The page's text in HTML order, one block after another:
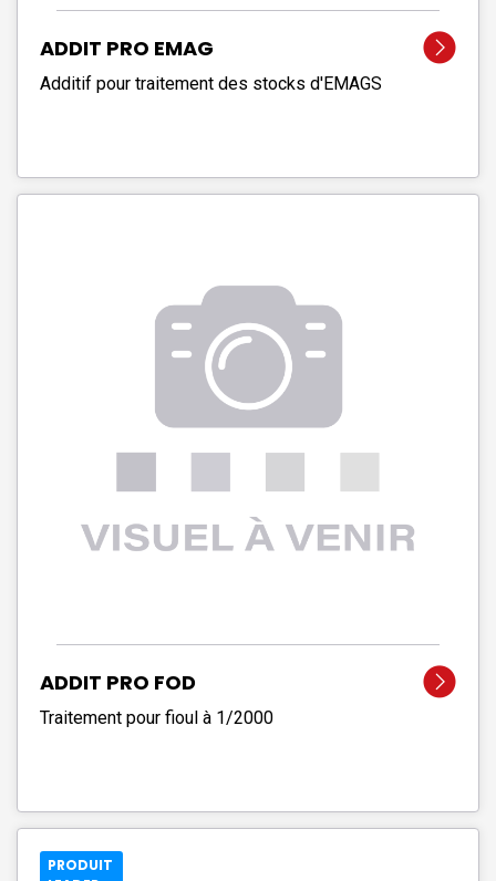
ADDIT PRO EMAG
Additif pour traitement des stocks d'EMAGS
ADDIT PRO FOD
Traitement pour fioul à 1/2000
PRODUIT